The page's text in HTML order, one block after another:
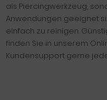
als Piercingwerkzeug,
Anwendungen geeignet
einfach zu reinigen.
finden Sie in unserem
Kundensupport gerne